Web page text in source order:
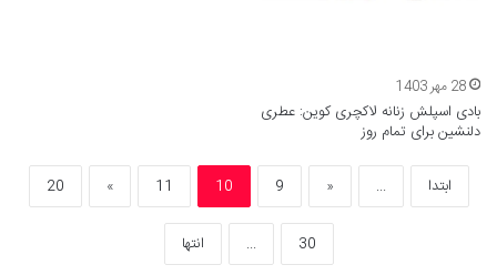
28 مهر 1403
بادی اسپلش زنانه لاکچری کوین: عطری
دلنشین برای تمام روز
ابتدا ...
«
9
10
11
»
20
30
... انتها